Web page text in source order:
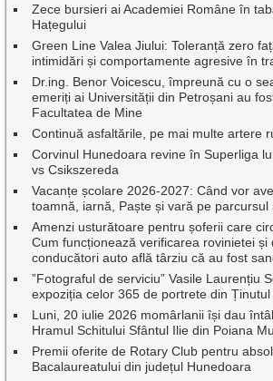
Zece bursieri ai Academiei Române în
Hațegului
Green Line Valea Jiului: Toleranță zero
intimidări și comportamente agresive în
Dr.ing. Benor Voicescu, împreună cu o
emeriți ai Universității din Petroșani au
Facultatea de Mine
Continuă asfaltările, pe mai multe artere
Corvinul Hunedoara revine în Superliga
vs Csikszereda
Vacanțe școlare 2026-2027: Când vor
toamnă, iarnă, Paște și vară pe parcursul
Amenzi usturătoare pentru șoferii care
Cum funcționează verificarea rovinietei și
conducători auto află târziu că au fost
”Fotograful de serviciu” Vasile Laurențiu
expoziția celor 365 de portrete din
Luni, 20 iulie 2026 momârlanii își dau
Hramul Schitului Sfântul Ilie din Poiana
Premii oferite de Rotary Club pentru
Bacalaureatului din județul Hunedoara